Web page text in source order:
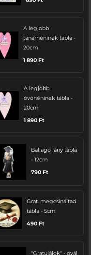
A legjobb
tanárnéninek tábla -
20cm
1 890 Ft
A legjobb
óvónéninek tábla -
20cm
1 890 Ft
Ballagó lány tábla
- 12cm
790 Ft
Grat. megcsináltad
tábla - 5cm
490 Ft
"Gratulálok" - ovál